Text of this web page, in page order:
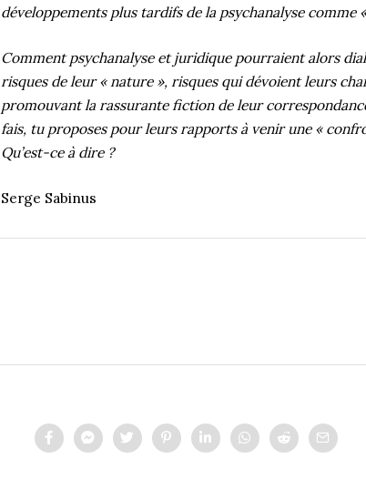
développements plus tardifs de la psychanalyse comme
Comment psychanalyse et juridique pourraient alors
risques de leur « nature », risques qui dévoient leurs
promouvant la rassurante fiction de leur
fais, tu proposes pour leurs rapports à venir une «
Qu’est-ce à dire ?
Serge Sabinus